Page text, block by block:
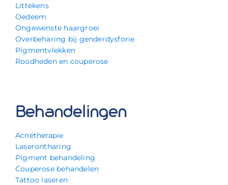
Littekens
Oedeem
Ongewenste haargroei
Overbeharing bij genderdysforie
Pigmentvlekken
Roodheden en couperose
Behandelingen
Acnétherapie
Laserontharing
Pigment behandeling
Couperose behandelen
Tattoo laseren